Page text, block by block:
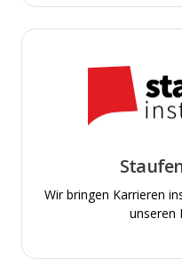
Wir bringen Karrieren
unseren